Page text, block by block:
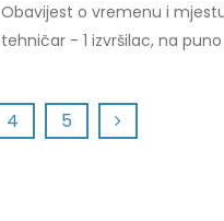
Obavijest o vremenu i
tehničar - 1 izvršilac, na
4 5